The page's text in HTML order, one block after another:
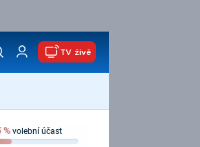
TV živě
% volební účast